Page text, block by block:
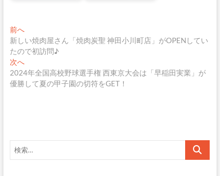
投
稿
ナ
ビ
ョ
ン
前へ過
去
の
投
稿:
新しい焼肉屋さん「焼肉炭聖 神田小川町店」がOPENしてい
たので初訪問♪
次へ次
の
投
2024年全国高校野球選手権 西東京大会は「早稲田実業」が
優勝して夏の甲子園の切符をGET！